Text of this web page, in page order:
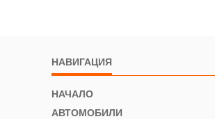
НАВИГАЦИЯ
НАЧАЛО
АВТОМОБИЛИ